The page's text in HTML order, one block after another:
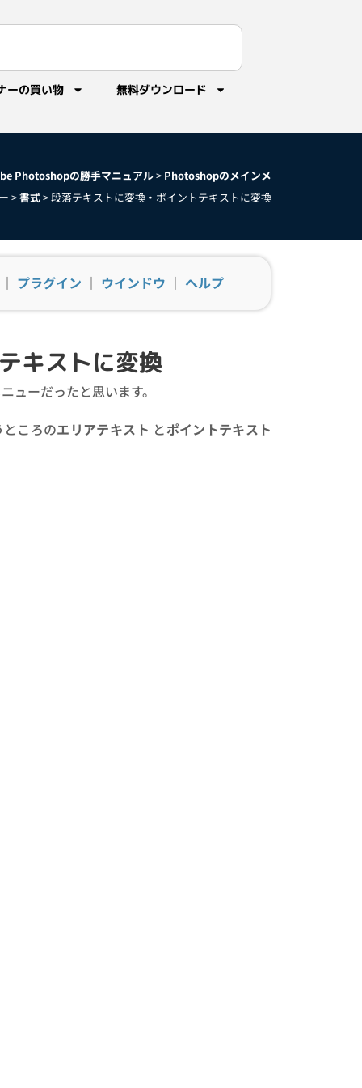
ーの買い物 無料ダウンロード
Photoshopの勝手マニュアル> Photoshopのメインメ
>書式>段落テキストに変換・ポイントテキストに変換
｜ プラグイン ｜ ウインドウ ｜ ヘルプ
キストに変換
ューだったと思います。
ころのエリアテキスト とポイントテキスト